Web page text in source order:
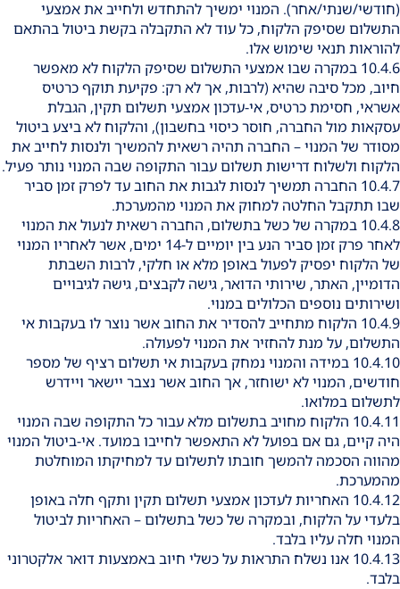
(חודשי/שנתי/אחר). המנוי ימשיך להתחדש ולחייב את אמצעי
התשלום שסיפק הלקוח, כל עוד לא התקבלה בקשת ביטול בהתאם
להוראות תנאי שימוש אלו.
10.4.6 במקרה שבו אמצעי התשלום שסיפק הלקוח לא מאפשר
חיוב, מכל סיבה שהיא (לרבות, אך לא רק: פקיעת תוקף כרטיס
אשראי, חסימת כרטיס, אי-עדכון אמצעי תשלום תקין, הגבלת
עסקאות מול החברה, חוסר כיסוי בחשבון), והלקוח לא ביצע ביטול
מסודר של המנוי – החברה תהיה רשאית להמשיך ולנסות לחייב את
הלקוח ולשלוח דרישות תשלום עבור התקופה שבה המנוי נותר פעיל.
10.4.7 החברה תמשיך לנסות לגבות את החוב עד לפרק זמן סביר
שבו תתקבל החלטה למחוק את המנוי מהמערכת.
10.4.8 במקרה של כשל בתשלום, החברה רשאית לנעול את המנוי
לאחר פרק זמן סביר הנע בין יומיים ל-14 ימים, אשר לאחריו המנוי
של הלקוח יפסיק לפעול באופן מלא או חלקי, לרבות השבתת
הדומיין, האתר, שירותי הדואר, גישה לקבצים, גישה לגיבויים
ושירותים נוספים הכלולים במנוי.
10.4.9 הלקוח מתחייב להסדיר את החוב אשר נוצר לו בעקבות אי
התשלום, על מנת להחזיר את המנוי לפעולה.
10.4.10 במידה והמנוי נמחק בעקבות אי תשלום רציף של מספר
חודשים, המנוי לא ישוחזר, אך החוב אשר נצבר יישאר ויידרש
לתשלום במלואו.
10.4.11 הלקוח מחויב בתשלום מלא עבור כל התקופה שבה המנוי
היה קיים, גם אם בפועל לא התאפשר לחייבו במועד. אי-ביטול המנוי
מהווה הסכמה להמשך חובתו לתשלום עד למחיקתו המוחלטת
מהמערכת.
10.4.12 האחריות לעדכון אמצעי תשלום תקין ותקף חלה באופן
בלעדי על הלקוח, ובמקרה של כשל בתשלום – האחריות לביטול
המנוי חלה עליו בלבד.
10.4.13 אנו נשלח התראות על כשלי חיוב באמצעות דואר אלקטרוני
בלבד.